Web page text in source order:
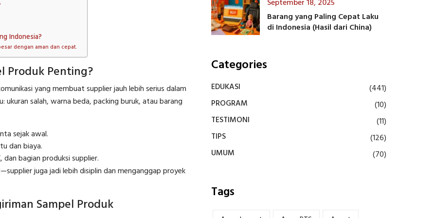
Indonesia?
dengan aman dan cepat.
Produk Penting?
yang membuat supplier jauh lebih serius dalam
ukuran salah, warna beda, packing buruk, atau barang
sejak awal.
dan biaya.
dan bagian produksi supplier.
juga jadi lebih disiplin dan menganggap proyek
Sampel Produk
September 18, 2025
Barang yang Paling Cepat Laku
di Indonesia (Hasil dari China)
Categories
EDUKASI
(441)
PROGRAM
(10)
TESTIMONI
(11)
TIPS
(126)
UMUM
(70)
Tags